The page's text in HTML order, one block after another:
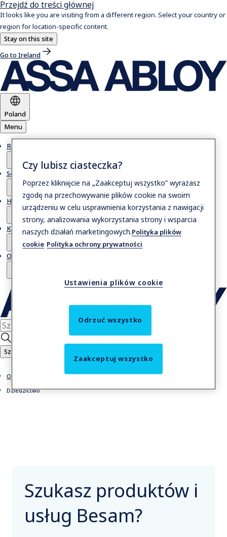
Przejdź do treści głównej
It looks like you are visiting from a different region. Select your country or
region for location-specific content.
Stay on this site
Go to Ireland
Poland
Menu
Rozwiązania
Serwis
Historie
Kontakt
O nas
Szukaj
O nas
Dziedzictwo
Szukasz produktów i
usług Besam?
Czy lubisz ciasteczka?
Poprzez kliknięcie na „Zaakceptuj wszystko” wyrażasz
zgodę na przechowywanie plików cookie na swoim
urządzeniu w celu usprawnienia korzystania z nawigacji
strony, analizowania wykorzystania strony i wsparcia
naszych działań marketingowych.Polityka plików
cookie Polityka ochrony prywatności
Ustawienia plików cookie
Odrzuć wszystko
Zaakceptuj wszystko